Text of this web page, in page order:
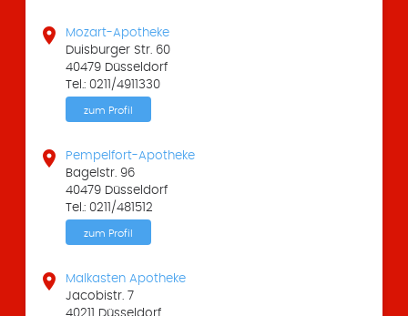

Mozart-Apotheke
Duisburger Str. 60
40479 Düsseldorf
Tel.: 0211/4911330
zum Profil

Pempelfort-Apotheke
Bagelstr. 96
40479 Düsseldorf
Tel.: 0211/481512
zum Profil

Malkasten Apotheke
Jacobistr. 7
40211 Düsseldorf